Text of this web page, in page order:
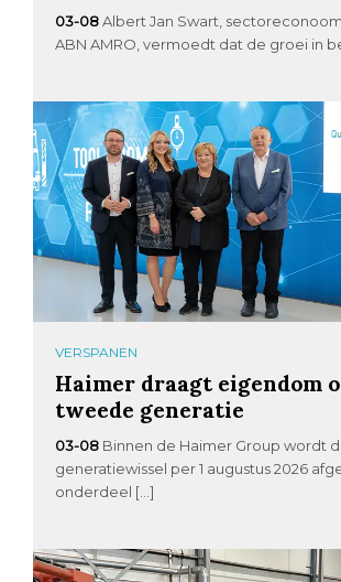
03-08 Albert Jan Swart,
ABN AMRO, vermoedt dat de groei in
VERSPANEN
Haimer draagt eigendom
tweede generatie
03-08 Binnen de Haimer Group wordt
generatiewissel per 1 augustus 2026
onderdeel […]